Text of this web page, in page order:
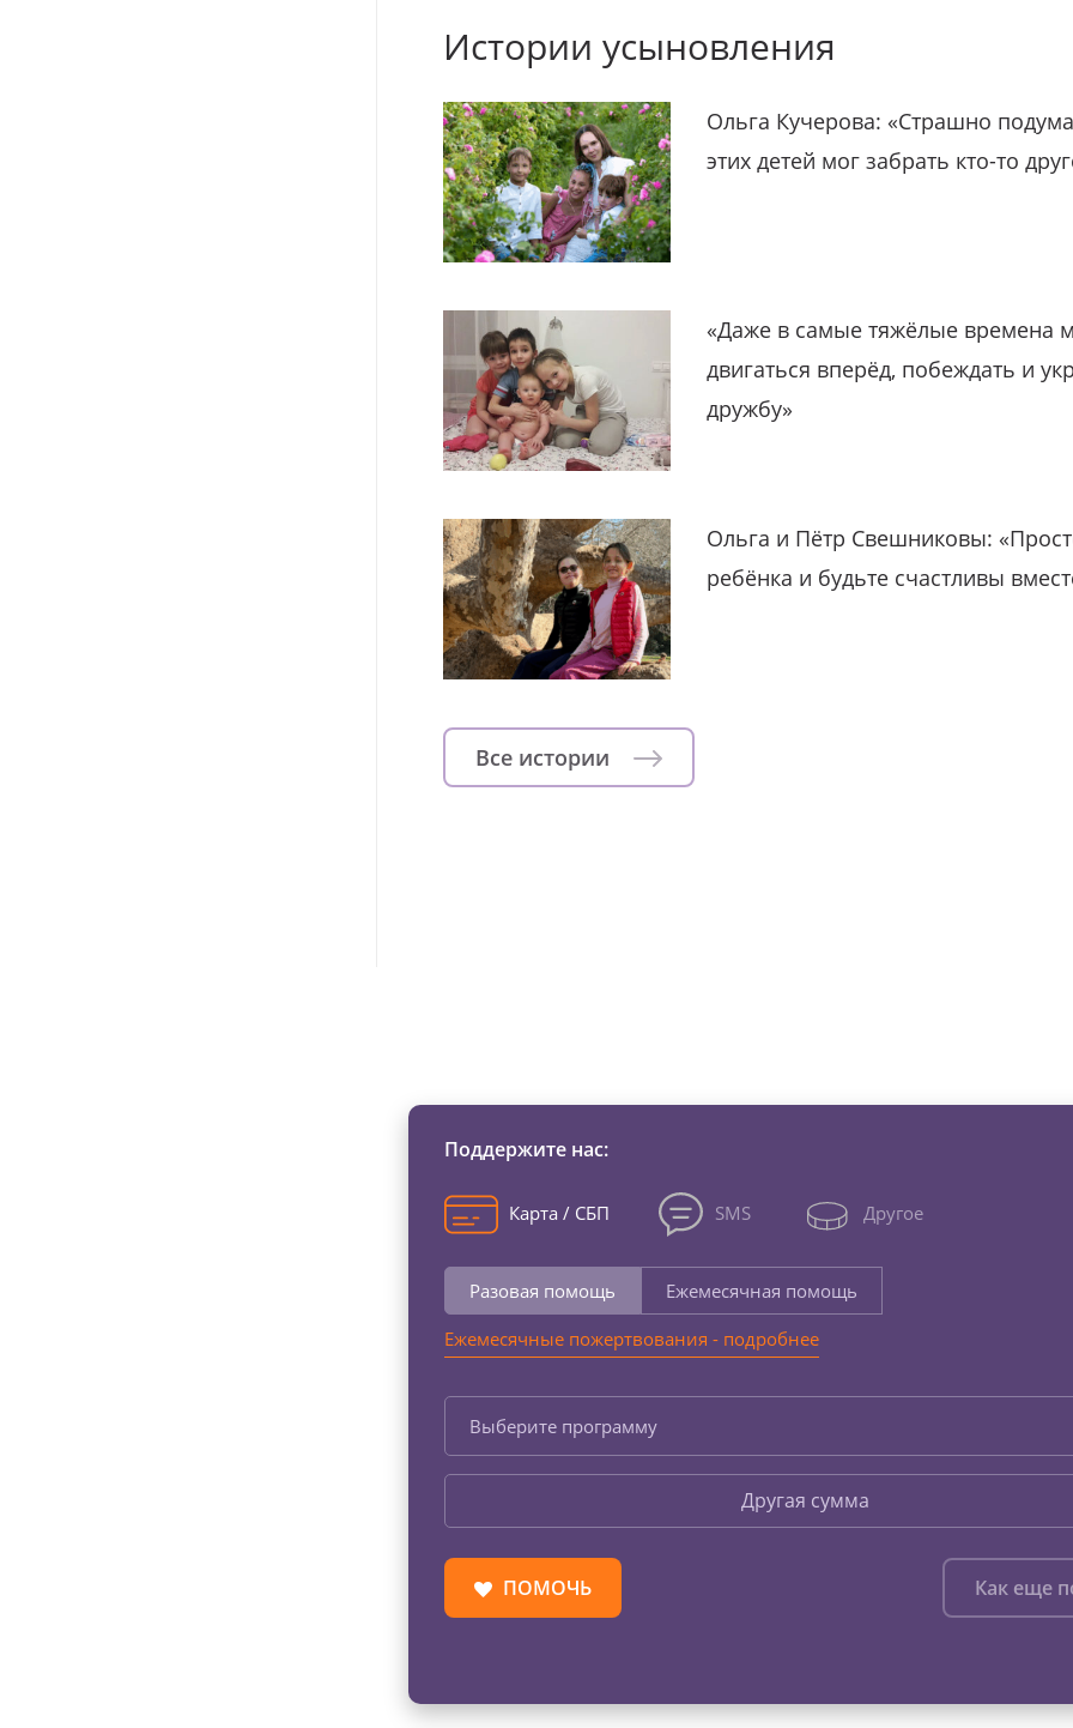
Истории усыновления
Ольга Кучерова: «Страшно
этих детей мог забрать кто-то
«Даже в самые тяжёлые времена
двигаться вперёд, побеждать и
дружбу»
Ольга и Пётр Свешниковы:
ребёнка и будьте счастливы
Все истории
Поддержите нас:
Карта / СБП SMS Другое
Разовая помощь
Ежемесячная помощь
Ежемесячные пожертвования - подробнее
Выберите программу
Другая сумма
ПОМОЧЬ Как еще